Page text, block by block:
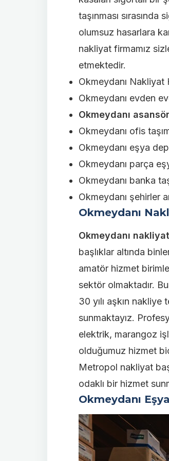
taşınması
olumsuz hasarlara
nakliyat firmamız
etmektedir.
Okmeydanı Nakliyat
Okmeydanı evden
Okmeydanı
Okmeydanı ofis
Okmeydanı eşya
Okmeydanı parça
Okmeydanı banka
Okmeydanı şehirler
Okmeydanı
Okmeydanı
başlıklar altında
amatör hizmet
sektör olmaktadır.
30 yılı aşkın
sunmaktayız.
elektrik, marangoz
olduğumuz hizmet
Metropol nakliyat
odaklı bir hizmet
Okmeydanı